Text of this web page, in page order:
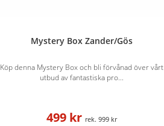
Mystery Box Zander/Gös
Köp denna Mystery Box och bli förvånad över vårt
utbud av fantastiska pro...
499 kr 999 kr